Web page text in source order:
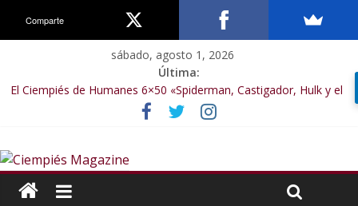
sábado, agosto 1, 2026
Última:
El Ciempiés de Humanes 6×50 «Spiderman, Castigador, Hulk y el
final de la sexta temporada»
El Ciempiés de Humanes 6×49 «Kiritaaaaa»
El Ciempiés de Humanes 6×47 «De nada por nada»
El Ciempiés de Humanes 6×46 «Ciudadano Minion»
Comparte